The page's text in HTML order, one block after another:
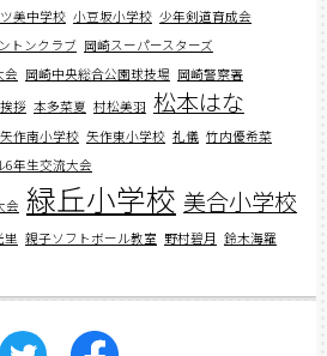
美中学校 小豆坂小学校 少年剣道育成会
トンクラブ 岡崎スーパースターズ
会 岡崎中央総合公園球技場 岡崎警察署
挨拶 本多菜夏 村松美羽 松本はな
矢作南小学校 矢作東小学校 礼儀 竹内優希菜
6年生交流大会
会 緑丘小学校 美合小学校
里 親子ソフトボール教室 野村碧月 鈴木海羅